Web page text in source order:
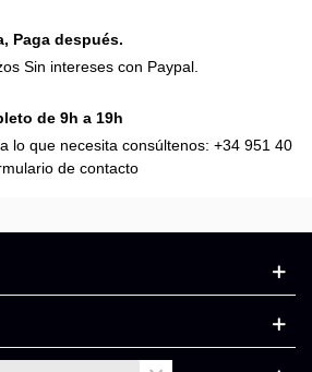
Paga después.
Sin intereses con Paypal.
de 9h a 19h
lo que necesita consúltenos: +34 951 40
de contacto